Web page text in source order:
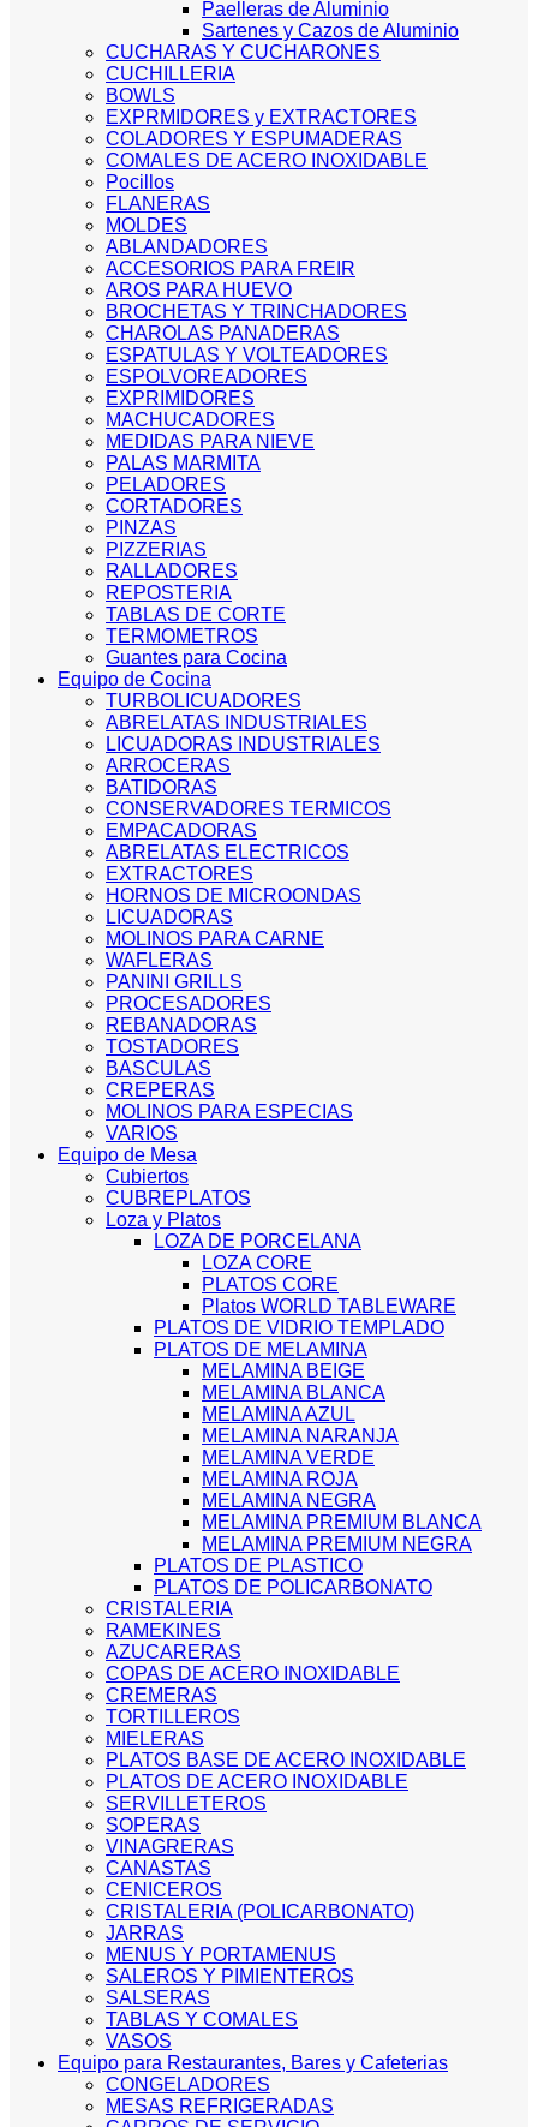
Paelleras de Aluminio
Sartenes y Cazos de Aluminio
CUCHARAS Y CUCHARONES
CUCHILLERIA
BOWLS
EXPRMIDORES y EXTRACTORES
COLADORES Y ESPUMADERAS
COMALES DE ACERO INOXIDABLE
Pocillos
FLANERAS
MOLDES
ABLANDADORES
ACCESORIOS PARA FREIR
AROS PARA HUEVO
BROCHETAS Y TRINCHADORES
CHAROLAS PANADERAS
ESPATULAS Y VOLTEADORES
ESPOLVOREADORES
EXPRIMIDORES
MACHUCADORES
MEDIDAS PARA NIEVE
PALAS MARMITA
PELADORES
CORTADORES
PINZAS
PIZZERIAS
RALLADORES
REPOSTERIA
TABLAS DE CORTE
TERMOMETROS
Guantes para Cocina
Equipo de Cocina
TURBOLICUADORES
ABRELATAS INDUSTRIALES
LICUADORAS INDUSTRIALES
ARROCERAS
BATIDORAS
CONSERVADORES TERMICOS
EMPACADORAS
ABRELATAS ELECTRICOS
EXTRACTORES
HORNOS DE MICROONDAS
LICUADORAS
MOLINOS PARA CARNE
WAFLERAS
PANINI GRILLS
PROCESADORES
REBANADORAS
TOSTADORES
BASCULAS
CREPERAS
MOLINOS PARA ESPECIAS
VARIOS
Equipo de Mesa
Cubiertos
CUBREPLATOS
Loza y Platos
LOZA DE PORCELANA
LOZA CORE
PLATOS CORE
Platos WORLD TABLEWARE
PLATOS DE VIDRIO TEMPLADO
PLATOS DE MELAMINA
MELAMINA BEIGE
MELAMINA BLANCA
MELAMINA AZUL
MELAMINA NARANJA
MELAMINA VERDE
MELAMINA ROJA
MELAMINA NEGRA
MELAMINA PREMIUM BLANCA
MELAMINA PREMIUM NEGRA
PLATOS DE PLASTICO
PLATOS DE POLICARBONATO
CRISTALERIA
RAMEKINES
AZUCARERAS
COPAS DE ACERO INOXIDABLE
CREMERAS
TORTILLEROS
MIELERAS
PLATOS BASE DE ACERO INOXIDABLE
PLATOS DE ACERO INOXIDABLE
SERVILLETEROS
SOPERAS
VINAGRERAS
CANASTAS
CENICEROS
CRISTALERIA (POLICARBONATO)
JARRAS
MENUS Y PORTAMENUS
SALEROS Y PIMIENTEROS
SALSERAS
TABLAS Y COMALES
VASOS
Equipo para Restaurantes, Bares y Cafeterias
CONGELADORES
MESAS REFRIGERADAS